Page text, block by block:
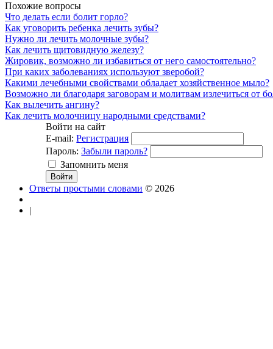
Похожие вопросы
Что делать если болит горло?
Как уговорить ребенка лечить зубы?
Нужно ли лечить молочные зубы?
Как лечить щитовидную железу?
Жировик, возможно ли избавиться от него самостоятельно?
При каких заболеваниях используют зверобой?
Какими лечебными свойствами обладает хозяйственное мыло?
Возможно ли благодаря заговорам и молитвам излечиться от
Как вылечить ангину?
Как лечить молочницу народными средствами?
Войти на сайт
E-mail: Регистрация
Пароль: Забыли пароль?
Запомнить меня
Ответы простыми словами © 2026
|